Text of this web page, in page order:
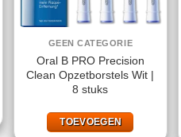
GEEN CATEGORIE
Oral B PRO Precision
Clean Opzetborstels Wit |
8 stuks
TOEVOEGEN